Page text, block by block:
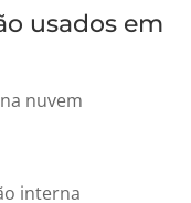
usados em
nuvem
interna